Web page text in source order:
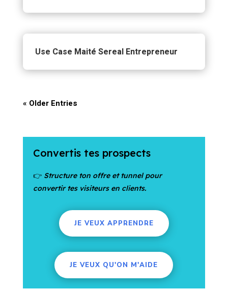
Use Case Maité Sereal Entrepreneur
« Older Entries
Convertis tes prospects
👉 Structure ton offre et tunnel pour
convertir tes visiteurs en clients.
JE VEUX APPRENDRE
JE VEUX QU'ON M'AIDE